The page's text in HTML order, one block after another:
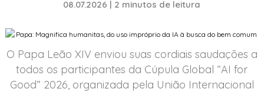
08.07.2026 | 2 minutos de leitura
O Papa Leão XIV enviou suas cordiais saudações a
todos os participantes da Cúpula Global “AI for
Good” 2026, organizada pela União Internacional